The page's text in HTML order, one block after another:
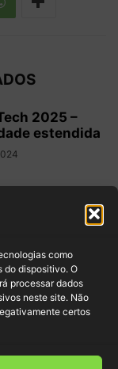
como
do dispositivo. O
processar dados
neste site. Não
certos
2025 –
estendida
com Cloud
Profissões na
para